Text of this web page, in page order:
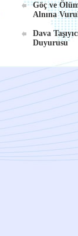
Göç ve
Alnına
Dava
Duyurusu